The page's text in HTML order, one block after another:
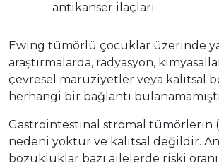
antikanser ilaçları
Ewing tümörlü çocuklar üzerinde
araştırmalarda, radyasyon,
çevresel maruziyetler veya kalıtsal
herhangi bir bağlantı
Gastrointestinal stromal tümörlerin
nedeni yoktur ve kalıtsal değildir.
bozukluklar bazı ailelerde riski